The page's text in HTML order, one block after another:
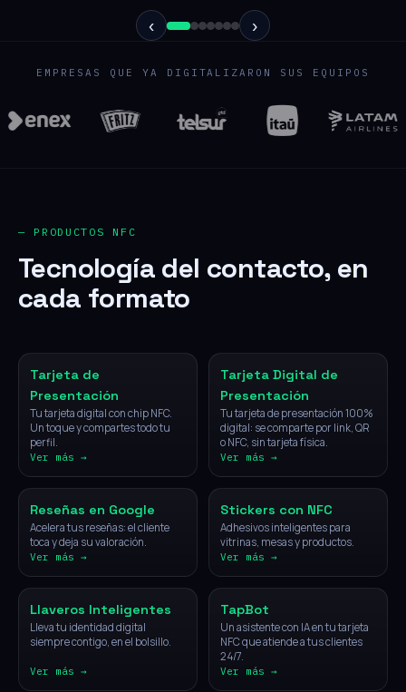
‹ ›
EMPRESAS QUE YA DIGITALIZARON SUS EQUIPOS
— PRODUCTOS NFC
Tecnología del contacto, en
cada formato
Tarjeta de
Presentación
Tu tarjeta digital con chip NFC.
Un toque y compartes todo tu
perfil.
Ver más →
Tarjeta Digital de
Presentación
Tu tarjeta de presentación 100%
digital: se comparte por link, QR
o NFC, sin tarjeta física.
Ver más →
NFC
Reseñas en Google
Acelera tus reseñas: el cliente
toca y deja su valoración.
Ver más →
NFC
Stickers con NFC
Adhesivos inteligentes para
vitrinas, mesas y productos.
Ver más →
NFC
Llaveros Inteligentes
Lleva tu identidad digital
siempre contigo, en el bolsillo.
Ver más →
IA
TapBot
Un asistente con IA en tu tarjeta
NFC que atiende a tus clientes
24/7.
Ver más →